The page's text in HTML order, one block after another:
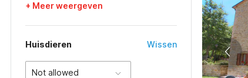
+ Meer weergeven
Huisdieren Wissen
Not allowed